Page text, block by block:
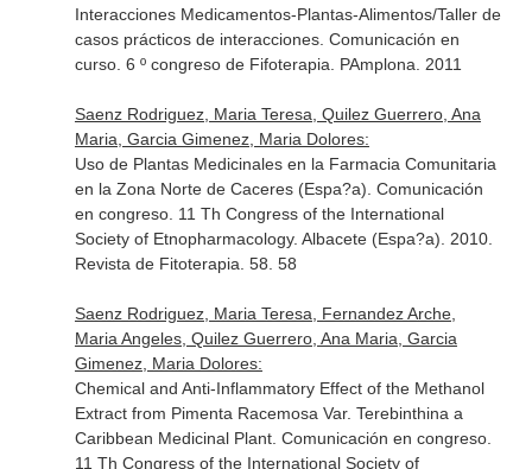
Interacciones Medicamentos-Plantas-Alimentos/Taller de
casos prácticos de interacciones. Comunicación en
curso. 6 º congreso de Fifoterapia. PAmplona. 2011
Saenz Rodriguez, Maria Teresa, Quilez Guerrero, Ana
Maria, Garcia Gimenez, Maria Dolores:
Uso de Plantas Medicinales en la Farmacia Comunitaria
en la Zona Norte de Caceres (Espa?a). Comunicación
en congreso. 11 Th Congress of the International
Society of Etnopharmacology. Albacete (Espa?a). 2010.
Revista de Fitoterapia. 58. 58
Saenz Rodriguez, Maria Teresa, Fernandez Arche,
Maria Angeles, Quilez Guerrero, Ana Maria, Garcia
Gimenez, Maria Dolores:
Chemical and Anti-Inflammatory Effect of the Methanol
Extract from Pimenta Racemosa Var. Terebinthina a
Caribbean Medicinal Plant. Comunicación en congreso.
11 Th Congress of the International Society of